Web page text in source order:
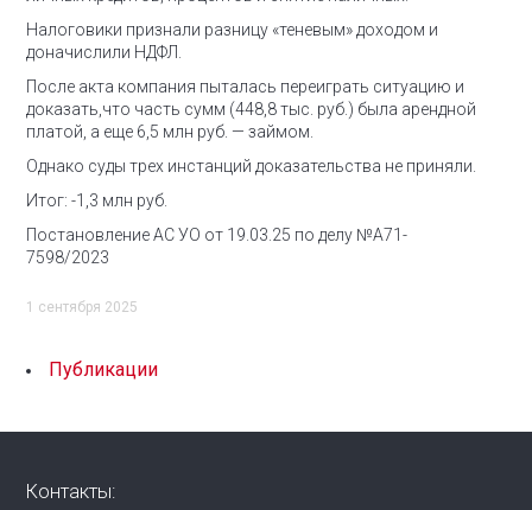
Налоговики признали разницу «теневым» доходом и
доначислили НДФЛ.
После акта компания пыталась переиграть ситуацию и
доказать,что часть сумм (448,8 тыс. руб.) была арендной
платой, а еще 6,5 млн руб. — займом.
Однако суды трех инстанций доказательства не приняли.
Итог: -1,3 млн руб.
Постановление АС УО от 19.03.25 по делу №А71-
7598/2023
1 сентября 2025
Публикации
Контакты: